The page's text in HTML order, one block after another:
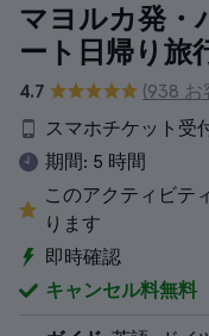
マヨルカ発・
ート日帰り旅
4.7
(938 お
スマホチケット受
期間: 5 時間
このアクティビテ
ります
即時確認
キャンセル料無料